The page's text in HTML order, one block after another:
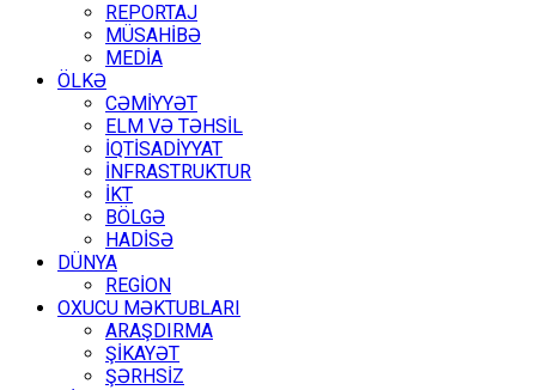
REPORTAJ
MÜSAHİBƏ
MEDİA
ÖLKƏ
CƏMİYYƏT
ELM VƏ TƏHSİL
İQTİSADİYYAT
İNFRASTRUKTUR
İKT
BÖLGƏ
HADİSƏ
DÜNYA
REGİON
OXUCU MƏKTUBLARI
ARAŞDIRMA
ŞİKAYƏT
ŞƏRHSİZ